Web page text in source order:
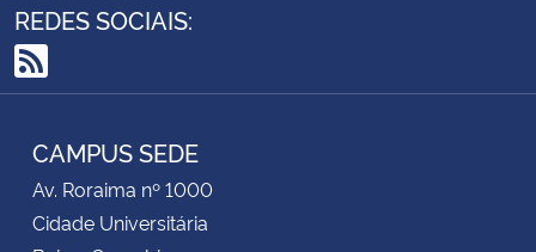
Ministério do Desenvolvimento Regional
Ministério da Mulher, da Família e dos Direitos Humanos
Secretaria-Geral
REDES SOCIAIS:
RSS
CAMPUS SEDE
Av. Roraima nº 1000
Cidade Universitária